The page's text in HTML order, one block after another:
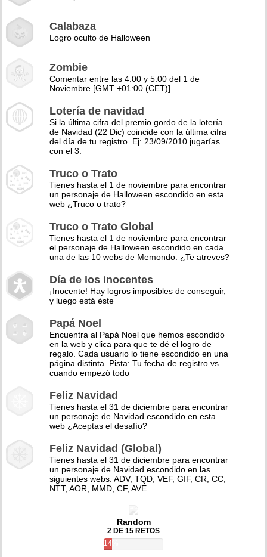
Calabaza
Logro oculto de Halloween
Zombie
Comentar entre las 4:00 y 5:00 del 1 de
Noviembre [GMT +01:00 (CET)]
Lotería de navidad
Si la última cifra del premio gordo de la lotería
de Navidad (22 Dic) coincide con la última cifra
del día de tu registro. Ej: 23/09/2010 jugarías
con el 3.
Truco o Trato
Tienes hasta el 1 de noviembre para encontrar
un personaje de Halloween escondido en esta
web ¿Truco o trato?
Truco o Trato Global
Tienes hasta el 1 de noviembre para encontrar
el personaje de Halloween escondido en cada
una de las 10 webs de Memondo. ¿Te atreves?
Día de los inocentes
¡Inocente! Hay logros imposibles de conseguir,
y luego está éste
Papá Noel
Encuentra al Papá Noel que hemos escondido
en la web y clica para que te dé el logro de
regalo. Cada usuario lo tiene escondido en una
página distinta. Pista: Tu fecha de registro vs
cuando empezó todo
Feliz Navidad
Tienes hasta el 31 de diciembre para encontrar
un personaje de Navidad escondido en esta
web ¿Aceptas el desafío?
Feliz Navidad (Global)
Tienes hasta el 31 de diciembre para encontrar
un personaje de Navidad escondido en las
siguientes webs: ADV, TQD, VEF, GIF, CR, CC,
NTT, AOR, MMD, CF, AVE
Random
2 DE 15 RETOS
14%